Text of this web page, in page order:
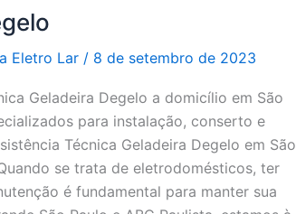
Eletro Lar / 8 de setembro de 2023
Geladeira Degelo a domicílio em São
para instalação, conserto e
Técnica Geladeira Degelo em São
se trata de eletrodomésticos, ter
é fundamental para manter sua